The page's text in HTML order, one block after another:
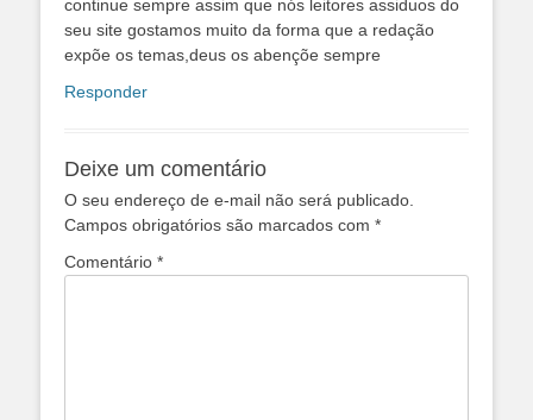
continue sempre assim que nós leitores assiduos do
seu site gostamos muito da forma que a redação
expõe os temas,deus os abençõe sempre
Responder
Deixe um comentário
O seu endereço de e-mail não será publicado.
Campos obrigatórios são marcados com *
Comentário *